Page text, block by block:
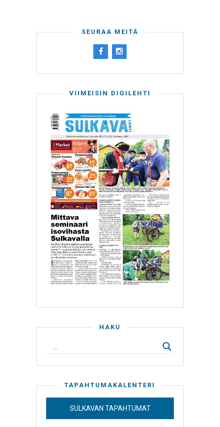
SEURAA MEITÄ
VIIMEISIN DIGILEHTI
HAKU
TAPAHTUMAKALENTERI
SULKAVAN TAPAHTUMAT